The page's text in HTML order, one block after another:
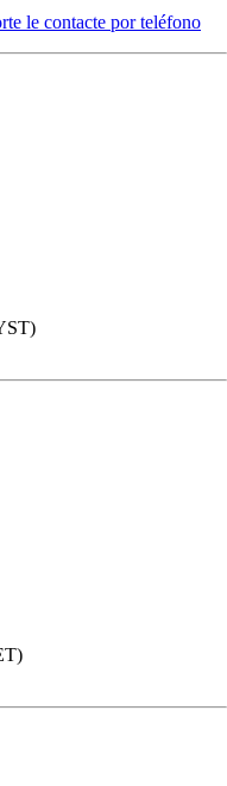
le contacte por teléfono